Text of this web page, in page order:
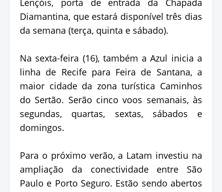
Diamantina, que estará disponível três dias
da semana (terça, quinta e sábado).
Na sexta-feira (16), também a Azul inicia a
linha de Recife para Feira de Santana, a
maior cidade da zona turística Caminhos
do Sertão. Serão cinco voos semanais, às
segundas, quartas, sextas, sábados e
domingos.
Para o próximo verão, a Latam investiu na
ampliação da conectividade entre São
Paulo e Porto Seguro. Estão sendo abertos